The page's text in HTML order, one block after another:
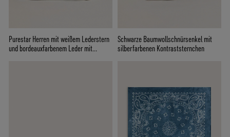
Purestar Herren mit weißem Lederstern
und bordeauxfarbenem Leder mit
Schwarze Baumwollschnürsenkel mit
silberfarbenen Kontraststernchen